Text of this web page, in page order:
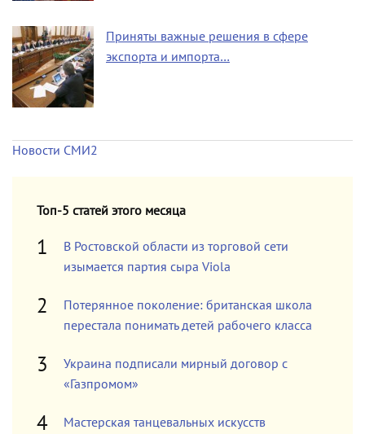
Приняты важные решения в сфере
экспорта и импорта…
Новости СМИ2
Топ-5 статей этого месяца
В Ростовской области из торговой сети
изымается партия сыра Viola
Потерянное поколение: британская школа
перестала понимать детей рабочего класса
Украина подписали мирный договор с
«Газпромом»
Мастерская танцевальных искусств